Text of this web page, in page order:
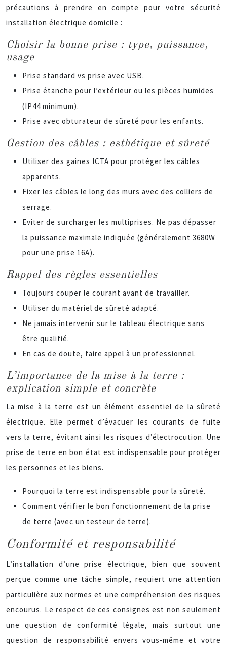
précautions à prendre en compte pour votre sécurité
installation électrique domicile :
Choisir la bonne prise : type, puissance,
usage
Prise standard vs prise avec USB.
Prise étanche pour l’extérieur ou les pièces humides
(IP44 minimum).
Prise avec obturateur de sûreté pour les enfants.
Gestion des câbles : esthétique et sûreté
Utiliser des gaines ICTA pour protéger les câbles
apparents.
Fixer les câbles le long des murs avec des colliers de
serrage.
Eviter de surcharger les multiprises. Ne pas dépasser
la puissance maximale indiquée (généralement 3680W
pour une prise 16A).
Rappel des règles essentielles
Toujours couper le courant avant de travailler.
Utiliser du matériel de sûreté adapté.
Ne jamais intervenir sur le tableau électrique sans
être qualifié.
En cas de doute, faire appel à un professionnel.
L’importance de la mise à la terre :
explication simple et concrète
La mise à la terre est un élément essentiel de la sûreté
électrique. Elle permet d’évacuer les courants de fuite
vers la terre, évitant ainsi les risques d’électrocution. Une
prise de terre en bon état est indispensable pour protéger
les personnes et les biens.
Pourquoi la terre est indispensable pour la sûreté.
Comment vérifier le bon fonctionnement de la prise
de terre (avec un testeur de terre).
Conformité et responsabilité
L’installation d’une prise électrique, bien que souvent
perçue comme une tâche simple, requiert une attention
particulière aux normes et une compréhension des risques
encourus. Le respect de ces consignes est non seulement
une question de conformité légale, mais surtout une
question de responsabilité envers vous-même et votre